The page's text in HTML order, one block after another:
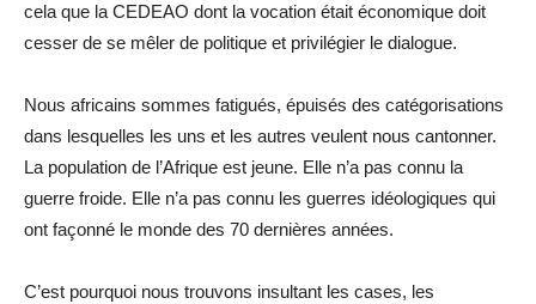
cela que la CEDEAO dont la vocation était économique doit
cesser de se mêler de politique et privilégier le dialogue.
Nous africains sommes fatigués, épuisés des catégorisations
dans lesquelles les uns et les autres veulent nous cantonner.
La population de l’Afrique est jeune. Elle n’a pas connu la
guerre froide. Elle n’a pas connu les guerres idéologiques qui
ont façonné le monde des 70 dernières années.
C’est pourquoi nous trouvons insultant les cases, les